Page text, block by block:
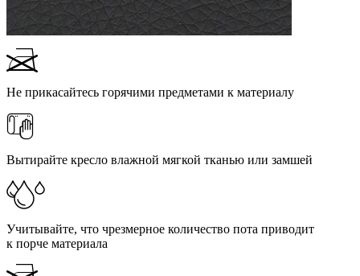
Не прикасайтесь горячими предметами к материалу
Вытирайте кресло влажной мягкой тканью или замшей
Учитывайте, что чрезмерное количество пота приводит
к порче материала